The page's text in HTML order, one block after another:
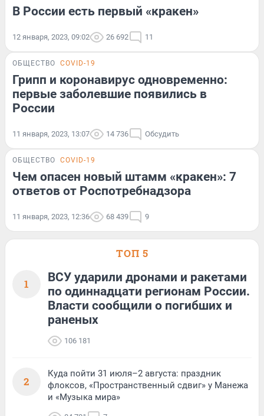
В России есть первый «кракен»
12 января, 2023, 09:02 26 692 11
ОБЩЕСТВО COVID-19
Грипп и коронавирус одновременно:
первые заболевшие появились в
России
11 января, 2023, 13:07 14 736 Обсудить
ОБЩЕСТВО COVID-19
Чем опасен новый штамм «кракен»: 7
ответов от Роспотребнадзора
11 января, 2023, 12:36 68 439 9
ТОП 5
1
ВСУ ударили дронами и ракетами
по одиннадцати регионам России.
Власти сообщили о погибших и
раненых
106 181
2
Куда пойти 31 июля–2 августа: праздник
флоксов, «Пространственный сдвиг» у Манежа
и «Музыка мира»